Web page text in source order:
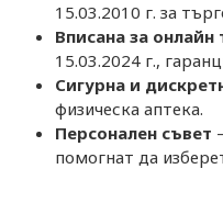
15.03.2010 г. за
Вписана за онлайн
15.03.2024 г.,
Сигурна и
физическа аптека.
Персонален съвет
помогнат да